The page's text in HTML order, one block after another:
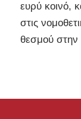
ευρύ κοινό,
στις
θεσμού